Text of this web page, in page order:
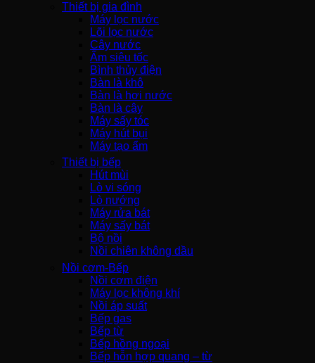
Thiết bị gia đình
Máy lọc nước
Lõi lọc nước
Cây nước
Ấm siêu tốc
Bình thủy điện
Bàn là khô
Bàn là hơi nước
Bàn là cây
Máy sấy tóc
Máy hút bụi
Máy tạo ẩm
Thiết bị bếp
Hút mùi
Lò vi sóng
Lò nướng
Máy rửa bát
Máy sấy bát
Bộ nồi
Nồi chiên không dầu
Nồi cơm-Bếp
Nồi cơm điện
Máy lọc không khí
Nồi áp suất
Bếp gas
Bếp từ
Bếp hồng ngoại
Bếp hỗn hợp quang – từ